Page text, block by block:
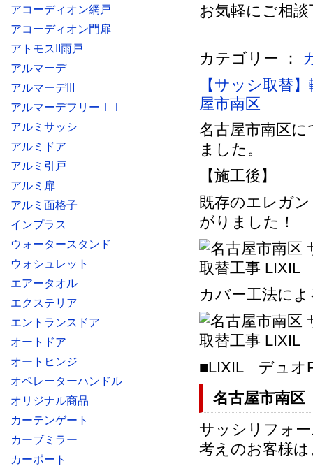
お気軽にご相
カテゴリー ：
【サッシ取替
屋市南区
名古屋市南区
ました。
【施工後】
既存のエレガ
がりました！
カバー工法に
■LIXIL デュオ
名古屋市南
サッシリフォ
考えのお客様
アコーディオン網戸
アコーディオン門扉
アトモスII雨戸
アルマーデ
アルマーデIII
アルマーデフリーＩＩ
アルミサッシ
アルミドア
アルミ引戸
アルミ扉
アルミ面格子
インプラス
ウォータースタンド
ウォシュレット
エアータオル
エクステリア
エントランスドア
オートドア
オートヒンジ
オペレーターハンドル
オリジナル商品
カーテンゲート
カーブミラー
カーポート